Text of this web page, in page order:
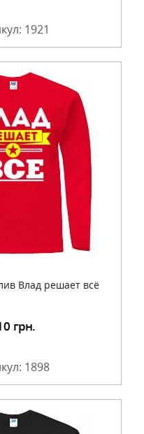
1921
Влад решает всё
грн.
1898